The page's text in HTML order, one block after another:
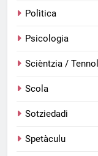
Polìtica
Psicologia
Scièntzia /
Scola
Sotziedadi
Spetàculu